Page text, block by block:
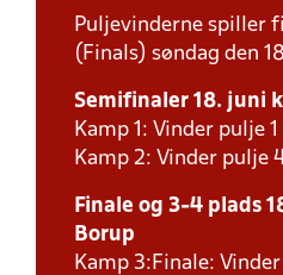
Puljevinderne spiller
(Finals) søndag den
Semifinaler 18. juni
Kamp 1: Vinder pulje
Kamp 2: Vinder pulje
Finale og 3-4 plads
Borup
Kamp 3:Finale: